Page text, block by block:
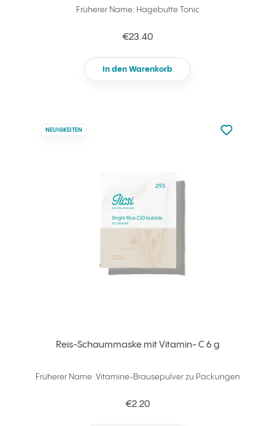
Früherer Name: Hagebutte Tonic
€23.40
In den Warenkorb
Reis-Schaummaske mit Vitamin- C 6 g
NEUIGKEITEN
Früherer Name: Vitamine-Brausepulver zu Packungen
€2.20
zu den
zu Ihren